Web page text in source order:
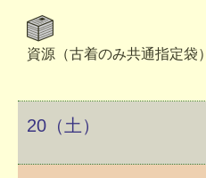
資源（古着のみ共通指定袋）
20（土）